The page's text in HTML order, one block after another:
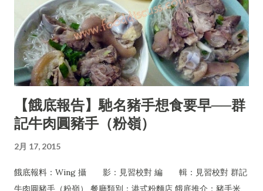
【餓底報告】馳名豬手想食要早──群
記牛肉圓豬手（粉嶺）
2月 17, 2015
餓底報料：Wing 攝 影：見習校對 編 輯：見習校對 群記
牛肉圓豬手（粉嶺） 餐廳類別：港式粉麵店 餓底推介：豬手米、